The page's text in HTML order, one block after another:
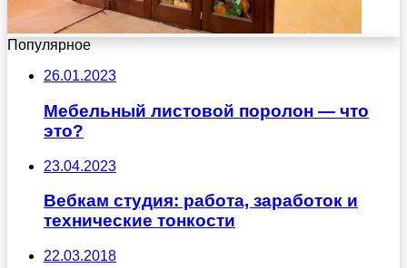
Популярное
26.01.2023
Мебельный листовой поролон — что
это?
23.04.2023
Вебкам студия: работа, заработок и
технические тонкости
22.03.2018